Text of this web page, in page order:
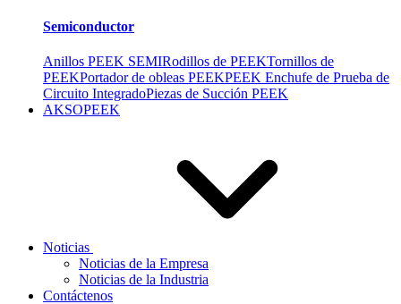
Semiconductor
Anillos PEEK SEMIRodillos de PEEKTornillos de
PEEKPortador de obleas PEEKPEEK Enchufe de Prueba de
Circuito IntegradoPiezas de Succión PEEK
AKSOPEEK
Noticias
Noticias de la Empresa
Noticias de la Industria
Contáctenos